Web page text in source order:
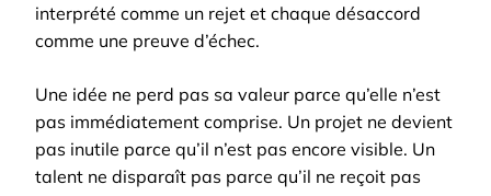
interprété comme un rejet et chaque désaccord
comme une preuve d’échec.
Une idée ne perd pas sa valeur parce qu’elle n’est
pas immédiatement comprise. Un projet ne devient
pas inutile parce qu’il n’est pas encore visible. Un
talent ne disparaît pas parce qu’il ne reçoit pas